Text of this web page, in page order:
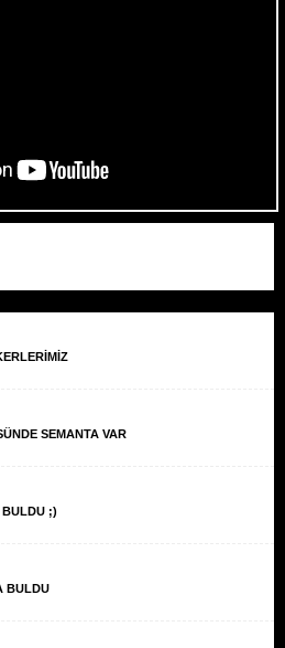
SEMANTA VAR
BULDU ;)
BULDU